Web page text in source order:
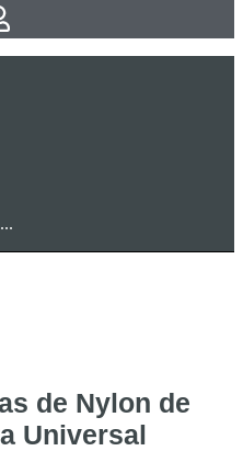
de Nylon de
Universal